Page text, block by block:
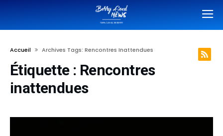
Accueil Archives Tags: Rencontres Inattendues
Étiquette : Rencontres
inattendues